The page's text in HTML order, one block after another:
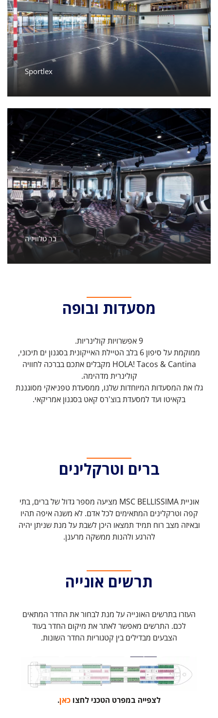
Sportlex
בר טלוויזיה
מסעדות ובופה
9 אפשרויות קולינריות.
ממוקמת על סיפון 6 בלב הטיילת האייקונית בסגנון ים תיכוני,
HOLA! Tacos & Cantina מקבלים אתכם בברכה לחוויה
קולינרית מדהימה.
גלו את המסעדות המיוחדות שלנו, ממסעדת טפניאקי מסוגננת
בקאיטו ועד למסעדת בוצ'רס קאט בסגנון אמריקאי.
ברים וטרקלינים
אוניית MSC BELLISSIMA מציעה מספר גדול של ברים, בתי
קפה וטרקלינים המתאימים לכל אדם. לא משנה איפה תהיו
ובאיזה מצב רוח תמיד תמצאו היכן לשבת על מנת שניתן יהיה
להרגע ולהנות ממשקה מרענן.
תרשים אונייה
העזרו בתרשים האונייה על מנת לבחור את החדר המתאים
לכם. התרשים מאפשר לאתר את מיקום החדר בעוד
הצבעים מבדילים בין קטגוריות החדר השונות.
לצפייה במפרט הטכני לחצו כאן.